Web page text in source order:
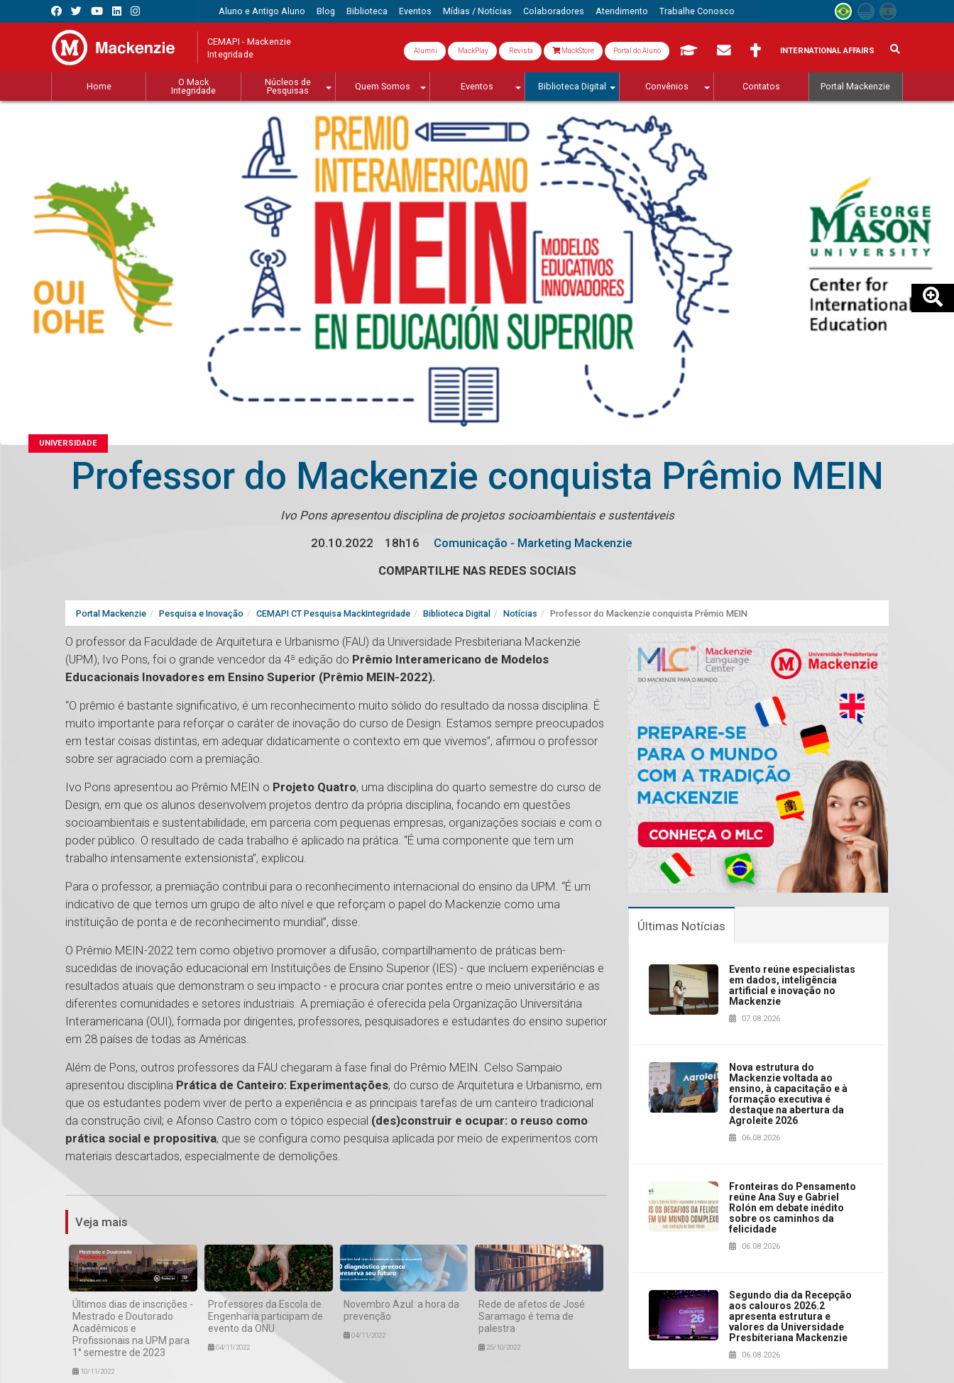
Aluno e Antigo Aluno Blog Biblioteca Eventos Mídias / Notícias Colaboradores Atendimento Trabalhe Conosco
CEMAPI - Mackenzie
Integridade Alumni MackPlay Revista MackStore Portal do Aluno INTERNATIONAL AFFAIRS
Home
O Mack
Integridade
Núcleos de
Pesquisas
Quem Somos Eventos Biblioteca Digital Convênios Contatos Portal Mackenzie
UNIVERSIDADE
Professor do Mackenzie conquista Prêmio MEIN
Ivo Pons apresentou disciplina de projetos socioambientais e sustentáveis
20.10.2022
18h16
Comunicação - Marketing Mackenzie
COMPARTILHE NAS REDES SOCIAIS
Portal Mackenzie Pesquisa e Inovação CEMAPI CT Pesquisa MackIntegridade Biblioteca Digital Notícias Professor do Mackenzie conquista Prêmio MEIN
O professor da Faculdade de Arquitetura e Urbanismo (FAU) da Universidade Presbiteriana Mackenzie
(UPM), Ivo Pons, foi o grande vencedor da 4ª edição do Prêmio Interamericano de Modelos
Educacionais Inovadores em Ensino Superior (Prêmio MEIN-2022).
“O prêmio é bastante significativo, é um reconhecimento muito sólido do resultado da nossa disciplina. É
muito importante para reforçar o caráter de inovação do curso de Design. Estamos sempre preocupados
em testar coisas distintas, em adequar didaticamente o contexto em que vivemos”, afirmou o professor
sobre ser agraciado com a premiação.
Ivo Pons apresentou ao Prêmio MEIN o Projeto Quatro, uma disciplina do quarto semestre do curso de
Design, em que os alunos desenvolvem projetos dentro da própria disciplina, focando em questões
socioambientais e sustentabilidade, em parceria com pequenas empresas, organizações sociais e com o
poder público. O resultado de cada trabalho é aplicado na prática. “É uma componente que tem um
trabalho intensamente extensionista”, explicou.
Para o professor, a premiação contribui para o reconhecimento internacional do ensino da UPM. “É um
indicativo de que temos um grupo de alto nível e que reforçam o papel do Mackenzie como uma
instituição de ponta e de reconhecimento mundial”, disse.
O Prêmio MEIN-2022 tem como objetivo promover a difusão, compartilhamento de práticas bem-
sucedidas de inovação educacional em Instituições de Ensino Superior (IES) - que incluem experiências e
resultados atuais que demonstram o seu impacto - e procura criar pontes entre o meio universitário e as
diferentes comunidades e setores industriais. A premiação é oferecida pela Organização Universitária
Interamericana (OUI), formada por dirigentes, professores, pesquisadores e estudantes do ensino superior
em 28 países de todas as Américas.
Além de Pons, outros professores da FAU chegaram à fase final do Prêmio MEIN. Celso Sampaio
apresentou disciplina Prática de Canteiro: Experimentações, do curso de Arquitetura e Urbanismo, em
que os estudantes podem viver de perto a experiência e as principais tarefas de um canteiro tradicional
da construção civil; e Afonso Castro com o tópico especial (des)construir e ocupar: o reuso como
prática social e propositiva, que se configura como pesquisa aplicada por meio de experimentos com
materiais descartados, especialmente de demolições.
1
Veja mais
Últimos dias de inscrições -
Mestrado e Doutorado
Acadêmicos e
Profissionais na UPM para
1° semestre de 2023
10/11/2022
Professores da Escola de
Engenharia participam de
evento da ONU
04/11/2022
Novembro Azul: a hora da
prevenção
04/11/2022
Rede de afetos de José
Saramago é tema de
palestra
25/10/2022
Últimas Notícias
Evento reúne especialistas
em dados, inteligência
artificial e inovação no
Mackenzie
07.08.2026
Nova estrutura do
Mackenzie voltada ao
ensino, à capacitação e à
formação executiva é
destaque na abertura da
Agroleite 2026
06.08.2026
Fronteiras do Pensamento
reúne Ana Suy e Gabriel
Rolón em debate inédito
sobre os caminhos da
felicidade
06.08.2026
Segundo dia da Recepção
aos calouros 2026.2
apresenta estrutura e
valores da Universidade
Presbiteriana Mackenzie
06.08.2026